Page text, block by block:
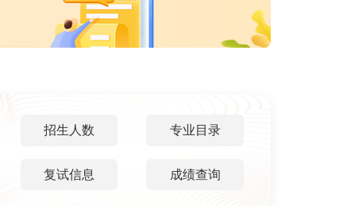
招生人数 专业目录
复试信息 成绩查询